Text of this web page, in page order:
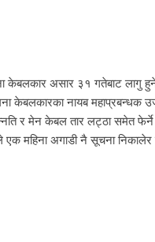
असार ३१ गतेबाट लागु हुने
केबलकारका नायब
र मेन केबल तार लट्ठा समेत
महिना अगाडी नै सूचना निकालेर